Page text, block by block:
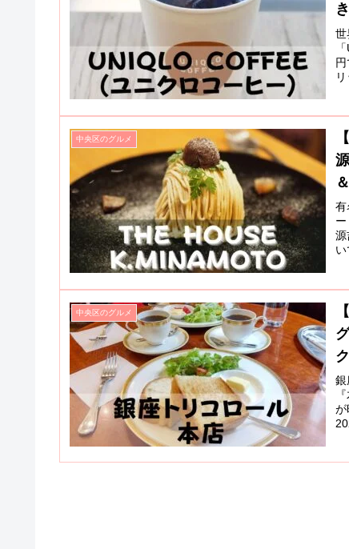
世
中央区のグルメ
有
源
い
中央区のグルメ
銀
が